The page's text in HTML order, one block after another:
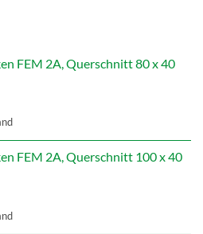
FEM 2A, Querschnitt 80 x 40
FEM 2A, Querschnitt 100 x 40